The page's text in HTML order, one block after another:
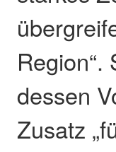
dessen
Zusatz